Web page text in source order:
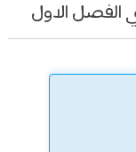
الفصل الاول